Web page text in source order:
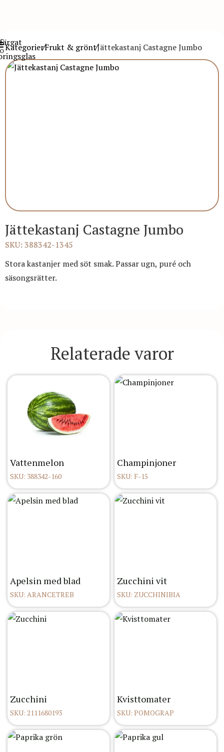
KategorierFrukt & gröntJättekastanj Castagne Jumbo
Jättekastanj Castagne Jumbo
SKU: 388342-1345
Stora kastanjer med söt smak. Passar ugn, puré och
säsongsrätter.
Relaterade varor
Vattenmelon
SKU: 388342-160
Champinjoner
SKU: F-15
Apelsin med blad
SKU: ARANCETREB
Zucchini vit
SKU: ZUCCHINIBIA
Zucchini
SKU: 2111680193
Kvisttomater
SKU: POMOGRAP